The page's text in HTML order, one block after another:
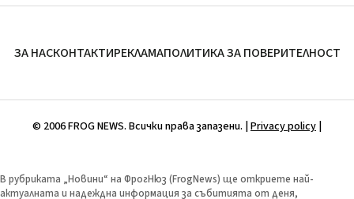
ЗА НАСКОНТАКТИРЕКЛАМАПОЛИТИКА ЗА ПОВЕРИТЕЛНОСТ
© 2006 FROG NEWS. Всички права запазени. | Privacy policy
В рубриката „Новини“ на ФрогНюз (FrogNews) ще откриете най-
актуалната и надеждна информация за събитията от деня,